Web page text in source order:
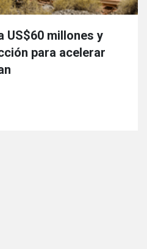
US$60 millones y
para acelerar